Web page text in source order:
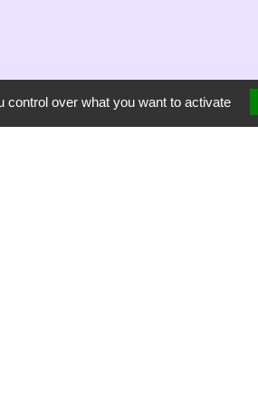
over what you want to activate